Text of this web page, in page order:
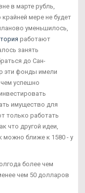
в марте рубль,
мере не будет
уменьшилось,
работают
занять
до Сан-
эти фонды имели
успешно
имущество для
только работать
что другой идеи,
можно ближе к 1580 - у
более чем
чем 50 долларов